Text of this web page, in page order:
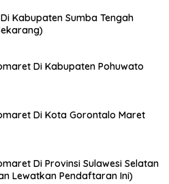
Kabupaten Sumba Tengah
Di Kabupaten Pohuwato
Di Kota Gorontalo Maret
Di Provinsi Sulawesi Selatan
Lewatkan Pendaftaran Ini)